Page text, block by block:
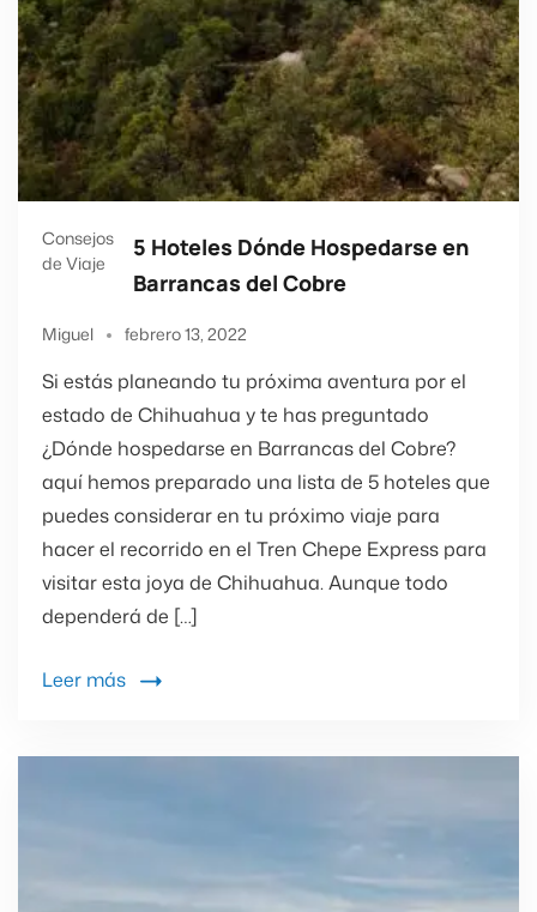
Consejos
de Viaje
5 Hoteles Dónde Hospedarse en
Barrancas del Cobre
Miguel febrero 13, 2022
Si estás planeando tu próxima aventura por el
estado de Chihuahua y te has preguntado
¿Dónde hospedarse en Barrancas del Cobre?
aquí hemos preparado una lista de 5 hoteles que
puedes considerar en tu próximo viaje para
hacer el recorrido en el Tren Chepe Express para
visitar esta joya de Chihuahua. Aunque todo
dependerá de […]
Leer más